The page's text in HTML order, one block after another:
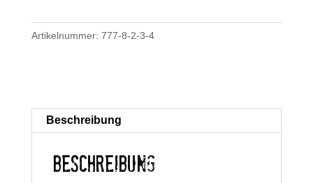
Artikelnummer: 777-8-2-3-4
Beschreibung
BESCHREIBUNG